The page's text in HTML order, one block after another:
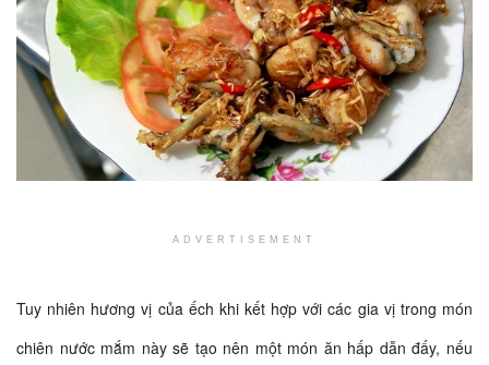
ADVERTISEMENT
Tuy nhiên hương vị của ếch khi kết hợp với các gia vị trong món
chiên nước mắm này sẽ tạo nên một món ăn hấp dẫn đấy, nếu